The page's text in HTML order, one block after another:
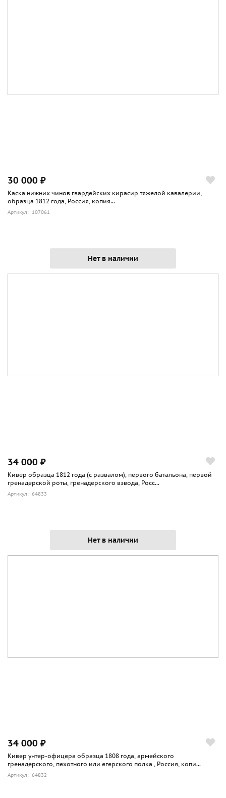
30 000 ₽
Каска нижних чинов гвардейских кирасир тяжелой кавалерии,
образца 1812 года, Россия, копия...
Артикул: 107061
Нет в наличии
34 000 ₽
Кивер образца 1812 года (с развалом), первого батальона, первой
гренадерской роты, гренадерского взвода, Росс...
Артикул: 64833
Нет в наличии
34 000 ₽
Кивер унтер-офицера образца 1808 года, армейского
гренадерского, пехотного или егерского полка , Россия, копи...
Артикул: 64832